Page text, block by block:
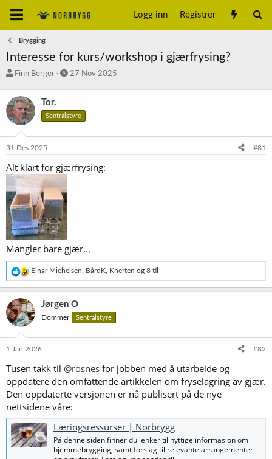
Logg inn Registrer
Brygging
Interesse for kurs/workshop i gjærfrysing?
T
å
d
s
a
e
Finn Berger
S
t
a
27 Nov 2025
Tor.
Sentralstyre
31 Des 2025 #81
Alt klart for gjærfrysing:
Mangler bare gjær...
R
e
a
s
j
n
e
Einar Michelsen BårdK Knerten og 8 til
Jørgen O
Dommer Sentralstyre
1 Jan 2026 #82
Tusen takk til @rosnes for jobben med å utarbeide og
oppdatere den omfattende artikkelen om fryselagring av gjær.
Den oppdaterte versjonen er nå publisert på de nye
nettsidene våre:
Læringsressurser | Norbrygg
På denne siden finner du lenker til nyttige informasjon om
hjemmebrygging, samt forslag til relevante arrangementer